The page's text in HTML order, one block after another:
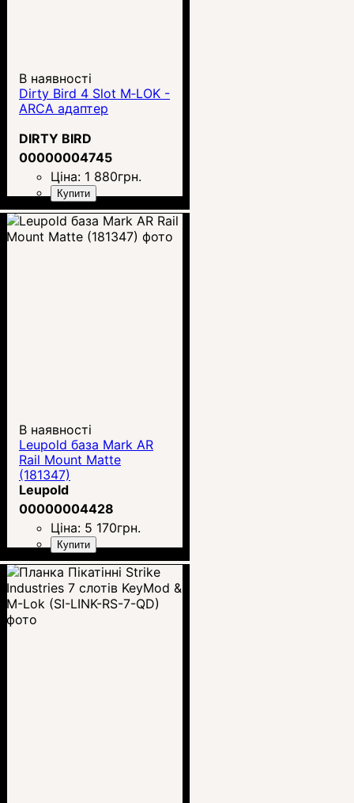
В наявності
Dirty Bird 4 Slot M‑LOK -
ARCA адаптер
DIRTY BIRD
00000004745
Ціна: 1 880грн.
Купити
В наявності
Leupold база Mark AR
Rail Mount Matte
(181347)
Leupold
00000004428
Ціна: 5 170грн.
Купити